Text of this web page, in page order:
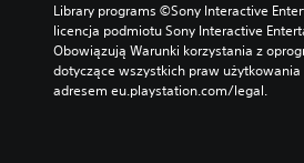
Library programs ©Sony Interactive
licencja podmiotu Sony Interactive
Obowiązują Warunki korzystania z
dotyczące wszystkich praw
adresem eu.playstation.com/legal.